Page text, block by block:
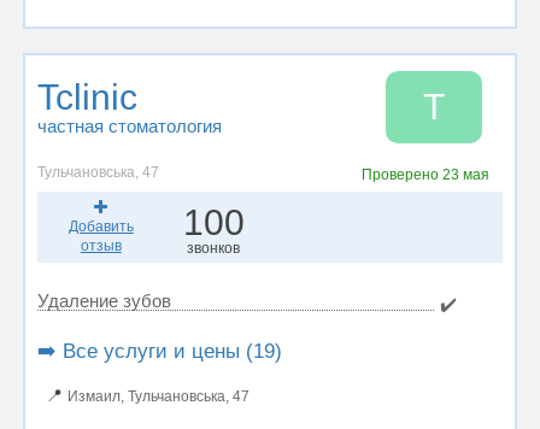
Tclinic
частная стоматология T
Тульчановська, 47 Проверено 23 мая
Добавить
отзыв
100
звонков
Удаление зубов ✔️
➡️ Все услуги и цены (19)
📍 Измаил, Тульчановська, 47